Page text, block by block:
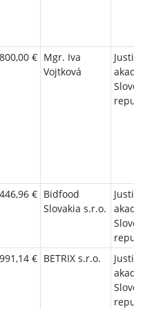
800,00 € Mgr. Iva
Vojtková
€ Bidfood
Slovakia s.r.o.
€ BETRIX s.r.o.